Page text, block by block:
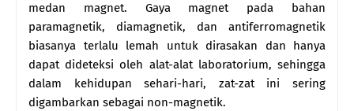
medan magnet. Gaya magnet pada bahan
paramagnetik, diamagnetik, dan antiferromagnetik
biasanya terlalu lemah untuk dirasakan dan hanya
dapat dideteksi oleh alat-alat laboratorium, sehingga
dalam kehidupan sehari-hari, zat-zat ini sering
digambarkan sebagai non-magnetik.